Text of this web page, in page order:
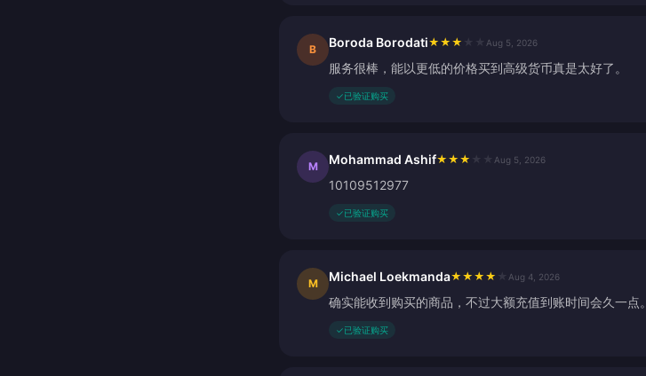
B Boroda Borodati★ ★ ★ Aug 5, 2026
服务很棒，能以更低的价格买到高级货币真是太好了。
✓已验证购买
M Mohammad Ashif★ ★ ★ Aug 5, 2026
10109512977
✓已验证购买
M Michael Loekmanda★ ★ ★ ★ Aug 4, 2026
确实能收到购买的商品，不过大额充值到账时间会久一点。
✓已验证购买